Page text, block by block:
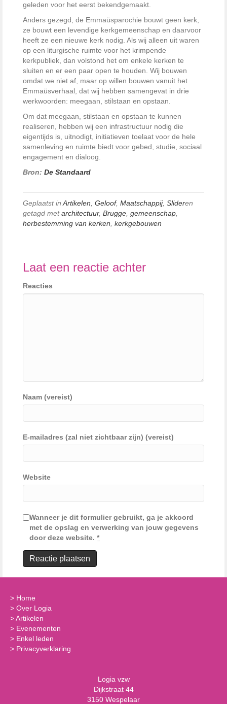
geleden voor het eerst bekendgemaakt.
Anders gezegd, de Emmaüsparochie bouwt geen kerk,
ze bouwt een levendige kerkgemeenschap en daarvoor
heeft ze een nieuwe kerk nodig. Als wij alleen uit waren
op een liturgische ruimte voor het krimpende
kerkpubliek, dan volstond het om enkele kerken te
sluiten en er een paar open te houden. Wij bouwen
omdat we niet af, maar op willen bouwen vanuit het
Emmaüsverhaal, dat wij hebben samen­gevat in drie
werkwoorden: meegaan, stilstaan en opstaan.
Om dat meegaan, stilstaan en opstaan te kunnen
realiseren, hebben wij een infrastructuur nodig die
eigentijds is, uitnodigt, initiatieven toelaat voor de hele
samen­leving en ruimte biedt voor gebed, studie, sociaal
engagement en dialoog.
Bron: De Standaard
Geplaatst inArtikelen, Geloof, Maatschappij, Slideren
getagd metarchitectuur, Brugge, gemeenschap,
herbestemming van kerken, kerkgebouwen
Laat een reactie achter
Reacties
Naam (vereist)
E-mailadres (zal niet zichtbaar zijn) (vereist)
Website
Wanneer je dit formulier gebruikt, ga je akkoord
met de opslag en verwerking van jouw gegevens
door deze website. *
> Home
> Over Logia
>Artikelen
> Evenementen
> Enkel leden
> Privacyverklaring
Logia vzw
Dijkstraat 44
3150 Wespelaar